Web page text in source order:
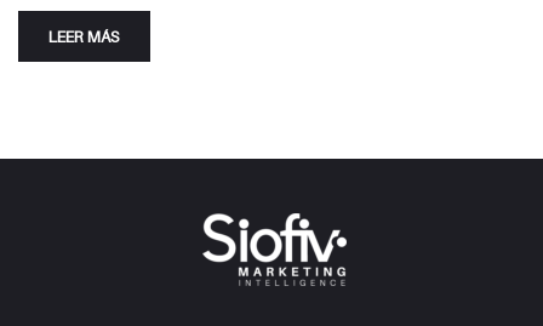
LEER MÁS